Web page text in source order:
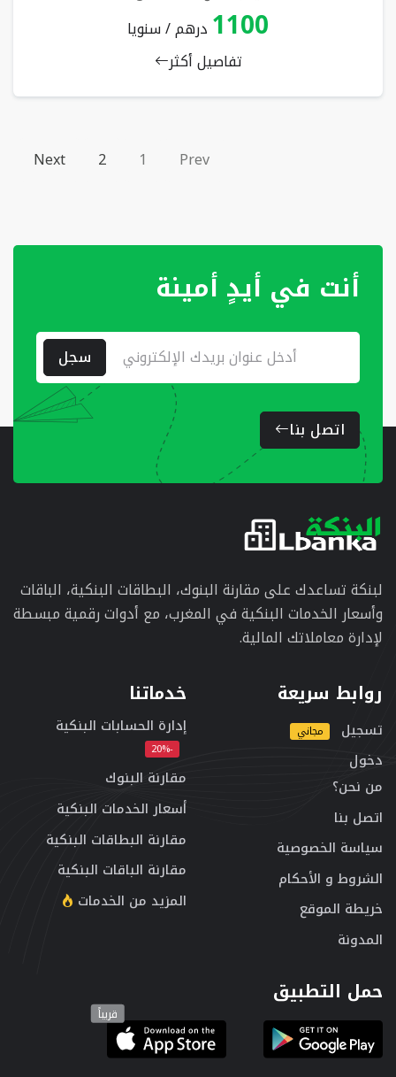
1100 درهم / سنويا
تفاصيل أكثر
Prev
1
2
Next
أنت في أيدٍ أمينة
سجل
اتصل بنا
لبنكة تساعدك على مقارنة البنوك، البطاقات البنكية، الباقات
وأسعار الخدمات البنكية في المغرب، مع أدوات رقمية مبسطة
لإدارة معاملاتك المالية.
روابط سريعة
تسجيل مجاني
دخول
من نحن؟
اتصل بنا
سياسة الخصوصية
الشروط و الأحكام
خريطة الموقع
المدونة
خدماتنا
إدارة الحسابات البنكية
-20%
مقارنة البنوك
أسعار الخدمات البنكية
مقارنة البطاقات البنكية
مقارنة الباقات البنكية
المزيد من الخدمات
حمل التطبيق
قريباً